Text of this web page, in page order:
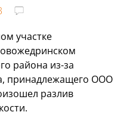
участке
района из-за
принадлежащего ООО
разлив